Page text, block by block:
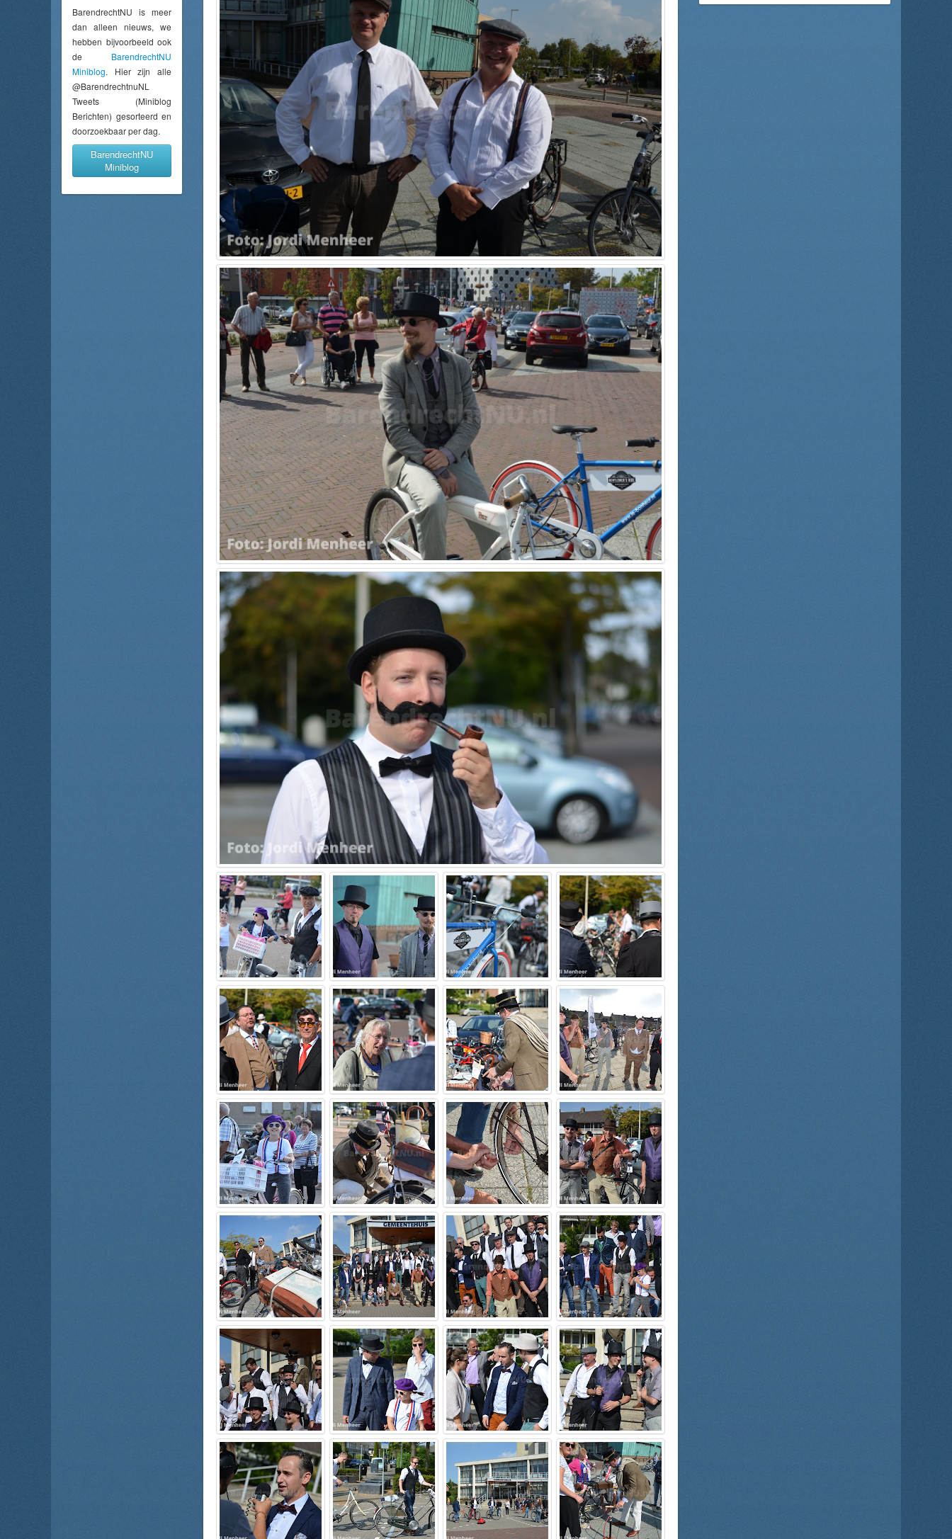
BarendrechtNU is meer
dan alleen nieuws, we
hebben bijvoorbeeld ook
de BarendrechtNU
Miniblog. Hier zijn alle
@BarendrechtnuNL
Tweets (Miniblog
Berichten) gesorteerd en
doorzoekbaar per dag.
BarendrechtNU
Miniblog